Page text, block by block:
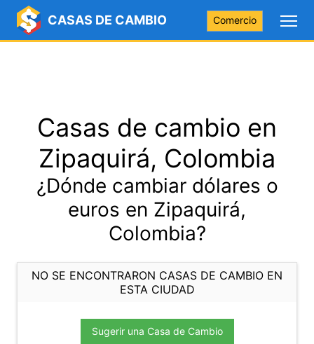
CASAS DE CAMBIO Comercio
Casas de cambio en
Zipaquirá, Colombia
¿Dónde cambiar dólares o
euros en Zipaquirá,
Colombia?
NO SE ENCONTRARON CASAS DE CAMBIO EN
ESTA CIUDAD
Sugerir una Casa de Cambio